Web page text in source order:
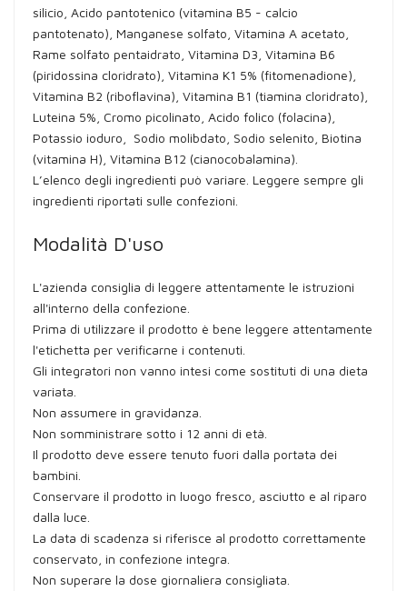
silicio, Acido pantotenico (vitamina B5 - calcio
pantotenato), Manganese solfato, Vitamina A acetato,
Rame solfato pentaidrato, Vitamina D3, Vitamina B6
(piridossina cloridrato), Vitamina K1 5% (fitomenadione),
Vitamina B2 (riboflavina), Vitamina B1 (tiamina cloridrato),
Luteina 5%, Cromo picolinato, Acido folico (folacina),
Potassio ioduro, Sodio molibdato, Sodio selenito, Biotina
(vitamina H), Vitamina B12 (cianocobalamina).
L’elenco degli ingredienti può variare. Leggere sempre gli
ingredienti riportati sulle confezioni.
Modalità D'uso
L'azienda consiglia di leggere attentamente le istruzioni
all'interno della confezione.
Prima di utilizzare il prodotto è bene leggere attentamente
l'etichetta per verificarne i contenuti.
Gli integratori non vanno intesi come sostituti di una dieta
variata.
Non assumere in gravidanza.
Non somministrare sotto i 12 anni di età.
Il prodotto deve essere tenuto fuori dalla portata dei
bambini.
Conservare il prodotto in luogo fresco, asciutto e al riparo
dalla luce.
La data di scadenza si riferisce al prodotto correttamente
conservato, in confezione integra.
Non superare la dose giornaliera consigliata.